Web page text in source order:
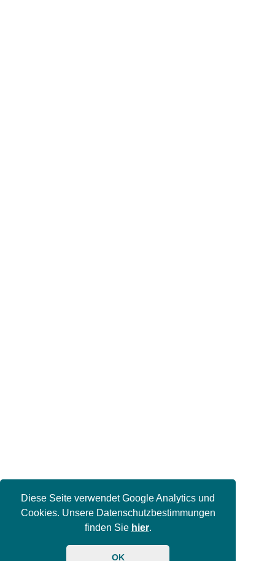
Diese Seite verwendet Google Analytics und
Cookies. Unsere Datenschutzbestimmungen
finden Sie hier.
OK